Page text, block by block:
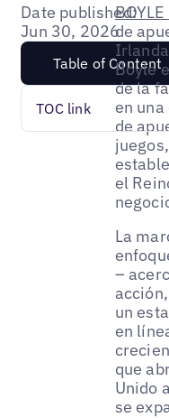
Date published:
Jun 30, 2026
Table of Content
TOC link
de
Boyle
de la
en
de
el
La
–
un
en
que
Unido
se